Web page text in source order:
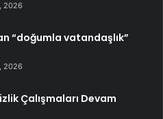
2026
“doğumla vatandaşlık”
2026
Çalışmaları Devam